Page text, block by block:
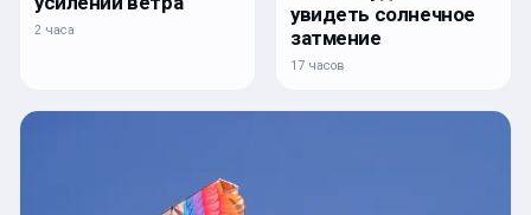
2 часа
увидеть солнечное
затмение
17 часов